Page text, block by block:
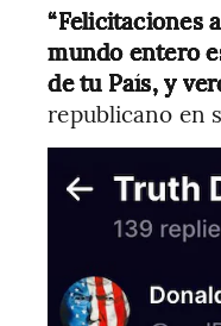
“Felicitaciones
mundo entero
de tu País, y
republicano en